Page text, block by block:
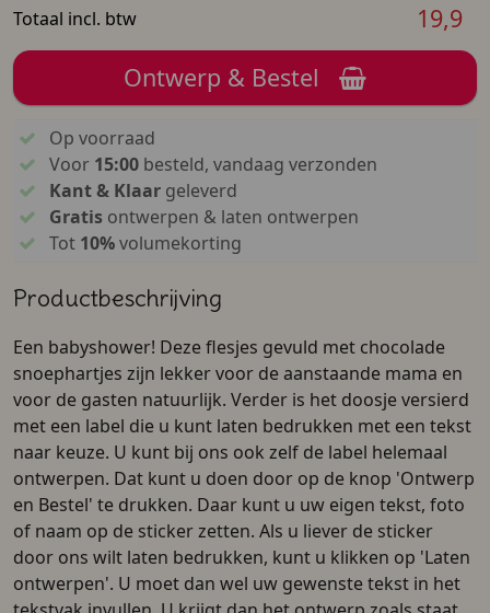
Totaal incl. btw
19,9
Ontwerp & Bestel
Op voorraad
Voor 15:00besteld, vandaag verzonden
Kant & Klaargeleverd
Gratisontwerpen & laten ontwerpen
Tot 10%volumekorting
Productbeschrijving
Een babyshower! Deze flesjes gevuld met chocolade
snoephartjes zijn lekker voor de aanstaande mama en
voor de gasten natuurlijk. Verder is het doosje versierd
met een label die u kunt laten bedrukken met een tekst
naar keuze. U kunt bij ons ook zelf de label helemaal
ontwerpen. Dat kunt u doen door op de knop 'Ontwerp
en Bestel' te drukken. Daar kunt u uw eigen tekst, foto
of naam op de sticker zetten. Als u liever de sticker
door ons wilt laten bedrukken, kunt u klikken op 'Laten
ontwerpen'. U moet dan wel uw gewenste tekst in het